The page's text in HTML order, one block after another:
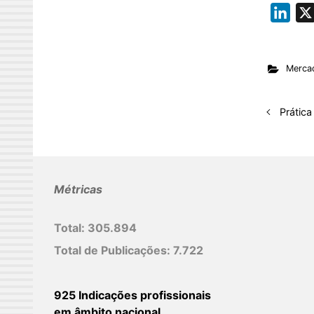
k
d
Métricas
Total: 305.894
Total de Publicações: 7.722
925 Indicações profissionais